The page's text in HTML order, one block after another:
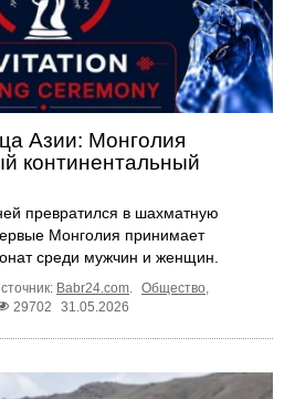
Азии: Монголия
континентальный
превратился в шахматную
Монголия принимает
среди мужчин и женщин.
Babr24.com. Общество,
29702 31.05.2026